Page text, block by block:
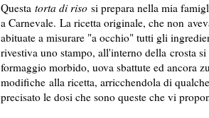
Questa torta di risosi prepara nella mia
a Carnevale. La ricetta originale, che non
abituate a misurare "a occhio" tutti gli
rivestiva uno stampo, all'interno della crosta
formaggio morbido, uova sbattute ed ancora
modifiche alla ricetta, arricchendola di
precisato le dosi che sono queste che vi